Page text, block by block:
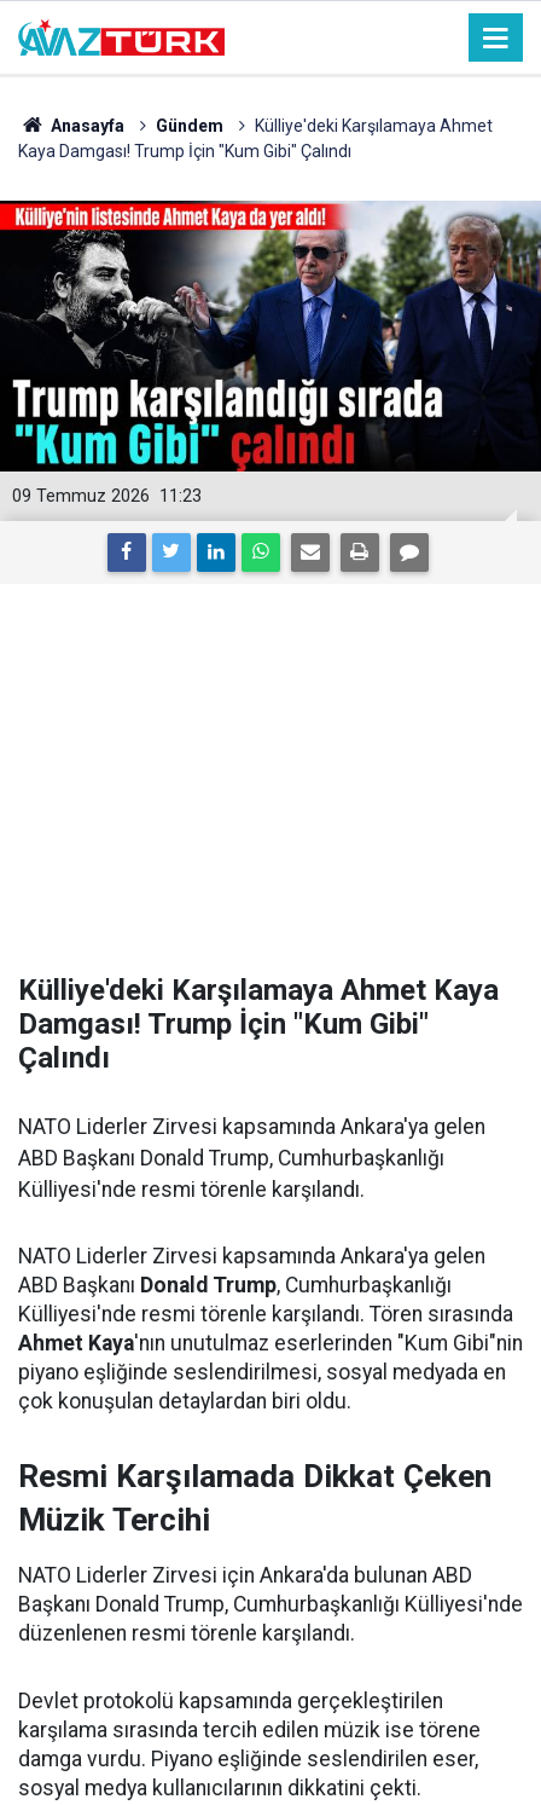
Anasayfa Gündem
Külliye'deki Karşılamaya Ahmet
Kaya Damgası! Trump İçin "Kum Gibi" Çalındı
11:23
09 Temmuz 2026
Külliye'deki Karşılamaya Ahmet Kaya
Damgası! Trump İçin "Kum Gibi"
Çalındı
NATO Liderler Zirvesi kapsamında Ankara'ya gelen
ABD Başkanı Donald Trump, Cumhurbaşkanlığı
Külliyesi'nde resmi törenle karşılandı.
NATO Liderler Zirvesi kapsamında Ankara'ya gelen
ABD Başkanı Donald Trump, Cumhurbaşkanlığı
Külliyesi'nde resmi törenle karşılandı. Tören sırasında
Ahmet Kaya'nın unutulmaz eserlerinden "Kum Gibi"nin
piyano eşliğinde seslendirilmesi, sosyal medyada en
çok konuşulan detaylardan biri oldu.
Resmi Karşılamada Dikkat Çeken
Müzik Tercihi
NATO Liderler Zirvesi için Ankara'da bulunan ABD
Başkanı Donald Trump, Cumhurbaşkanlığı Külliyesi'nde
düzenlenen resmi törenle karşılandı.
Devlet protokolü kapsamında gerçekleştirilen
karşılama sırasında tercih edilen müzik ise törene
damga vurdu. Piyano eşliğinde seslendirilen eser,
sosyal medya kullanıcılarının dikkatini çekti.